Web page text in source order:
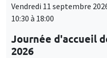
Vendredi 11 septembre
10:30 à 18:00
Journée d'accueil
2026